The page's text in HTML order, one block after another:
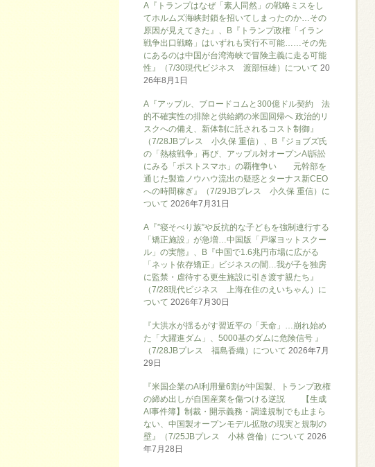
A『トランプはなぜ「素人同然」の戦略ミスをし
てホルムズ海峡封鎖を招いてしまったのか…その
原因が見えてきた』、B『トランプ政権「イラン
戦争出口戦略」はいずれも実行不可能……その先
にあるのは中国が台湾海峡で冒険主義に走る可能
性』（7/30現代ビジネス 渡部恒雄）について 20
26年8月1日
A『アップル、ブロードコムと300億ドル契約 法
的不確実性の排除と供給網の米国回帰へ 政治的リ
スクへの備え、新体制に託されるコスト制御』
（7/28JBプレス 小久保 重信）、B『ジョブズ氏
の「熱核戦争」再び、アップル対オープンAI訴訟
にみる「ポストスマホ」の覇権争い 元幹部を
通じた製造ノウハウ流出の疑惑とターナス新CEO
への時間稼ぎ』（7/29JBプレス 小久保 重信）に
ついて 2026年7月31日
A『”寝そべり族”や反抗的な子どもを強制連行する
「矯正施設」が急増…中国版「戸塚ヨットスクー
ル」の実態』、B『中国で1.6兆円市場に広がる
「ネット依存矯正」ビジネスの闇…我が子を独房
に監禁・虐待する更生施設に引き渡す親たち』
（7/28現代ビジネス 上海在住のえいちゃん）に
ついて 2026年7月30日
『大洪水が揺るがす習近平の「天命」…崩れ始め
た「大躍進ダム」、5000基のダムに危険信号 』
（7/28JBプレス 福島香織）について 2026年7月
29日
『米国企業のAI利用量6割が中国製、トランプ政権
の締め出しが自国産業を傷つける逆説 【生成
AI事件簿】制裁・開示義務・調達規制でも止まら
ない、中国製オープンモデル拡散の現実と規制の
壁』（7/25JBプレス 小林 啓倫）について 2026
年7月28日